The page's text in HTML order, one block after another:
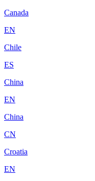
Canada
EN
Chile
ES
China
EN
China
CN
Croatia
EN